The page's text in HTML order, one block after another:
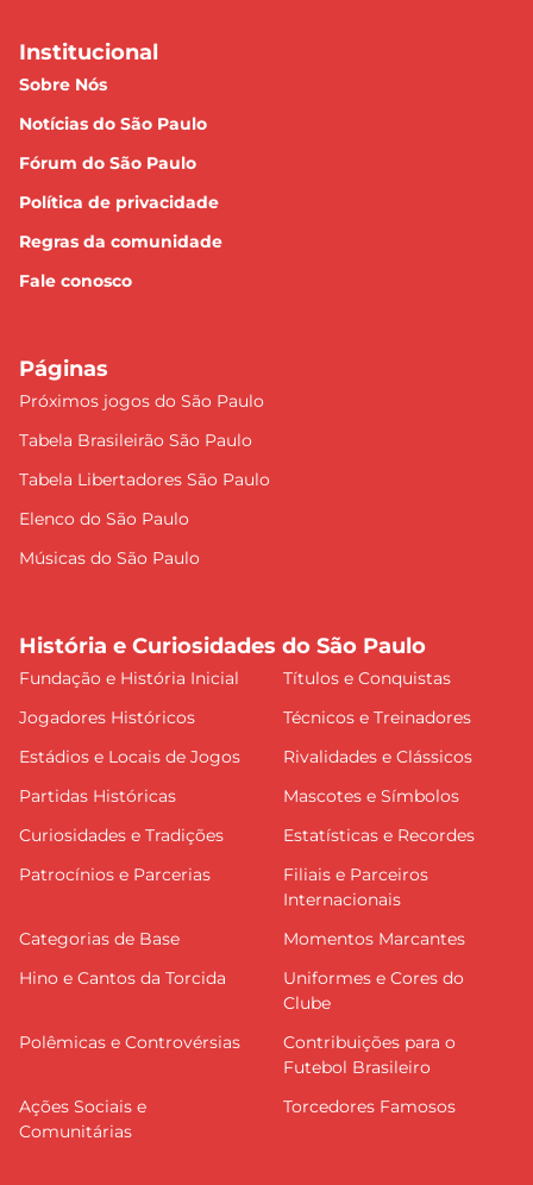
Institucional
Sobre Nós
Notícias do São Paulo
Fórum do São Paulo
Política de privacidade
Regras da comunidade
Fale conosco
Páginas
Próximos jogos do São Paulo
Tabela Brasileirão São Paulo
Tabela Libertadores São Paulo
Elenco do São Paulo
Músicas do São Paulo
História e Curiosidades do São Paulo
Fundação e História Inicial
Títulos e Conquistas
Jogadores Históricos
Técnicos e Treinadores
Estádios e Locais de Jogos
Rivalidades e Clássicos
Partidas Históricas
Mascotes e Símbolos
Curiosidades e Tradições
Estatísticas e Recordes
Patrocínios e Parcerias
Filiais e Parceiros
Internacionais
Categorias de Base
Momentos Marcantes
Hino e Cantos da Torcida
Uniformes e Cores do
Clube
Polêmicas e Controvérsias
Contribuições para o
Futebol Brasileiro
Ações Sociais e
Comunitárias
Torcedores Famosos